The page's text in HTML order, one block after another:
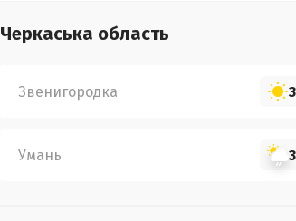
Черкаська область
Звенигородка
Умань